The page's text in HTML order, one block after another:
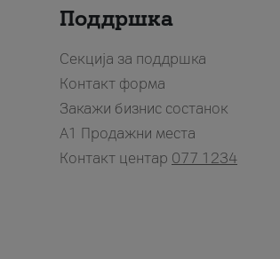
Поддршка
Секција за поддршка
Контакт форма
Закажи бизнис состанок
A1 Продажни места
Контакт центар 077 1234